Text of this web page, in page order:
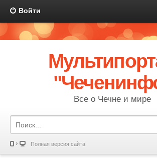
Войти
Все о Чечне и мире
Полная версия сайта